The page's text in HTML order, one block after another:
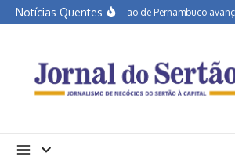
Ir para o conteúdo
Notícias QuentesEducação de Pernambuco